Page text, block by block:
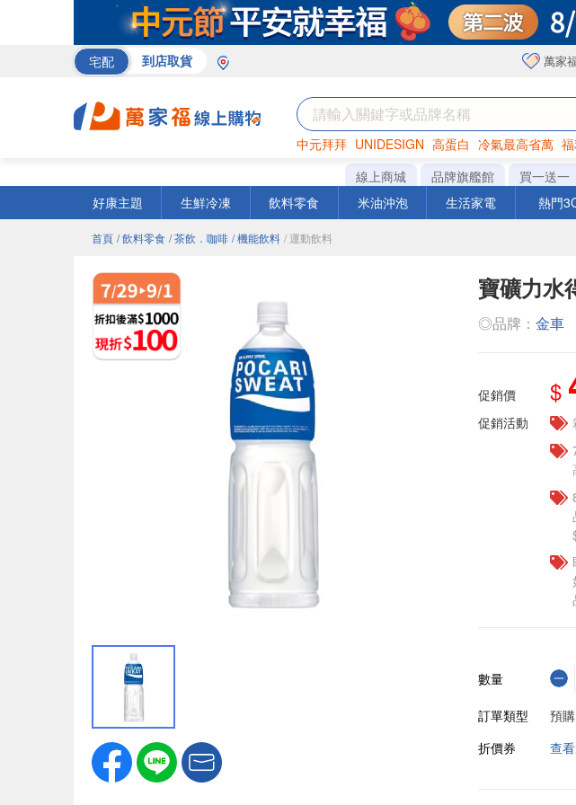
宅配 到店取貨 萬家
中元拜拜 UNIDESIGN 高蛋白 冷氣最高省萬
罐頭 咖啡 海苔
線上商城 品牌旗艦館 買一送一
好康主題
生鮮冷凍 飲料零食 米油沖泡 生活家電 熱門
首頁 / 飲料零食 / 茶飲．咖啡 / 機能飲料 / 運動飲料
寶礦力水
◎品牌： 金車
促銷價 $
促銷活動
數量
訂單類型
預購
折價券
查